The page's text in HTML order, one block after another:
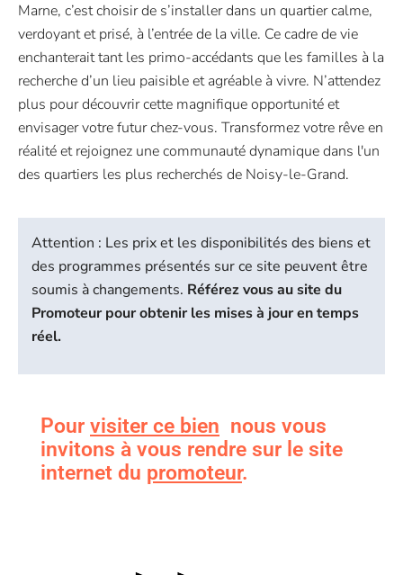
Marne, c’est choisir de s’installer dans un quartier calme,
verdoyant et prisé, à l’entrée de la ville. Ce cadre de vie
enchanterait tant les primo-accédants que les familles à la
recherche d’un lieu paisible et agréable à vivre. N’attendez
plus pour découvrir cette magnifique opportunité et
envisager votre futur chez-vous. Transformez votre rêve en
réalité et rejoignez une communauté dynamique dans l'un
des quartiers les plus recherchés de Noisy-le-Grand.
Attention : Les prix et les disponibilités des biens et
des programmes présentés sur ce site peuvent être
soumis à changements. Référez vous au site du
Promoteur pour obtenir les mises à jour en temps
réel.
Pour visiter ce bien nous vous
invitons à vous rendre sur le site
internet du promoteur.